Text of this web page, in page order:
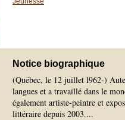
Notice biographique
(Québec, le 12 juillet l962-)
langues et a travaillé dans le
également artiste-peintre et
littéraire depuis 2003....